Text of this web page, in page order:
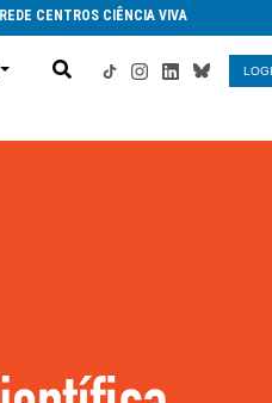
REDE CENTROS CIÊNCIA VIVA